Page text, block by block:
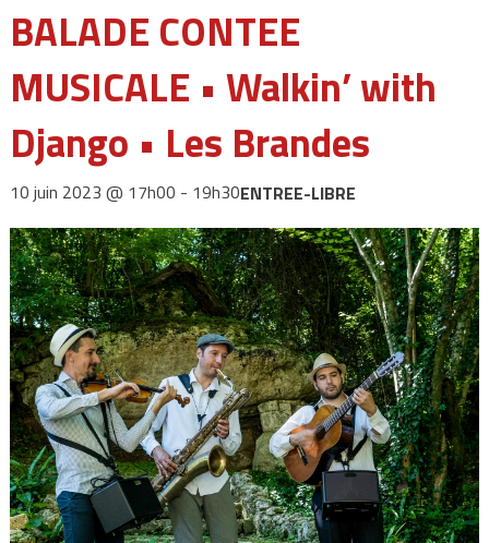
BALADE CONTEE
MUSICALE • Walkin’ with
Django • Les Brandes
10 juin 2023 @ 17h00 - 19h30ENTREE-LIBRE